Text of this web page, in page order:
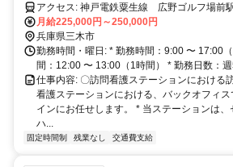
アクセス: 神戸電鉄粟生線 広野ゴルフ場前駅から徒歩１５分 ・神戸
月給225,000円～250,000円
兵庫県三木市
勤務時間・曜日: * 勤務時間：9:00 〜 17:00
間：12:00 〜 13:00（1時間） * 勤務日数：週
仕事内容: 〇訪問看護ステーションにおける
看護ステーションにおける、バックオフィ
インにお任せします。 * 当ステーションは、
ハ...
固定時間制 残業なし 交通費支給